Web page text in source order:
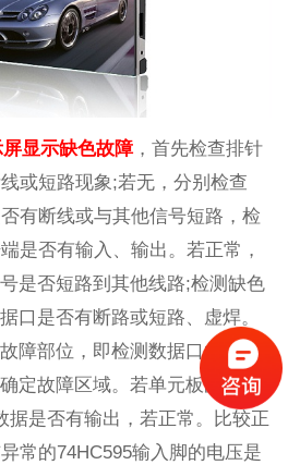
屏显示缺色故障，首先检查排针
或短路现象;若无，分别检查
有断线或与其他信号短路，检
是否有输入、输出。若正常，
是否短路到其他线路;检测缺色
口是否有断路或短路、虚焊。
障部位，即检测数据口的电压
定故障区域。若单元板缺色，
据是否有输出，若正常。比较正
常的74HC595输入脚的电压是